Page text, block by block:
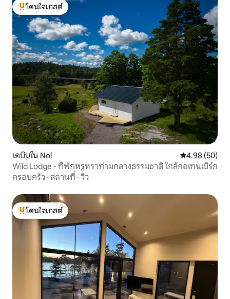
โดนใจเกสต์ที่สุด
โดนใจเกสต์
เคบินใน Nol คะแนนเฉลี่ย
4.98 (50)
Wild Lodge - ที่พักหรูหราท่ามกลางธรรมชาติ ใกล้กอเทนเบิร์ก
ครอบครัว · สถานที่ · วิว
โดนใจเกสต์ที่สุด
โดนใจเกสต์